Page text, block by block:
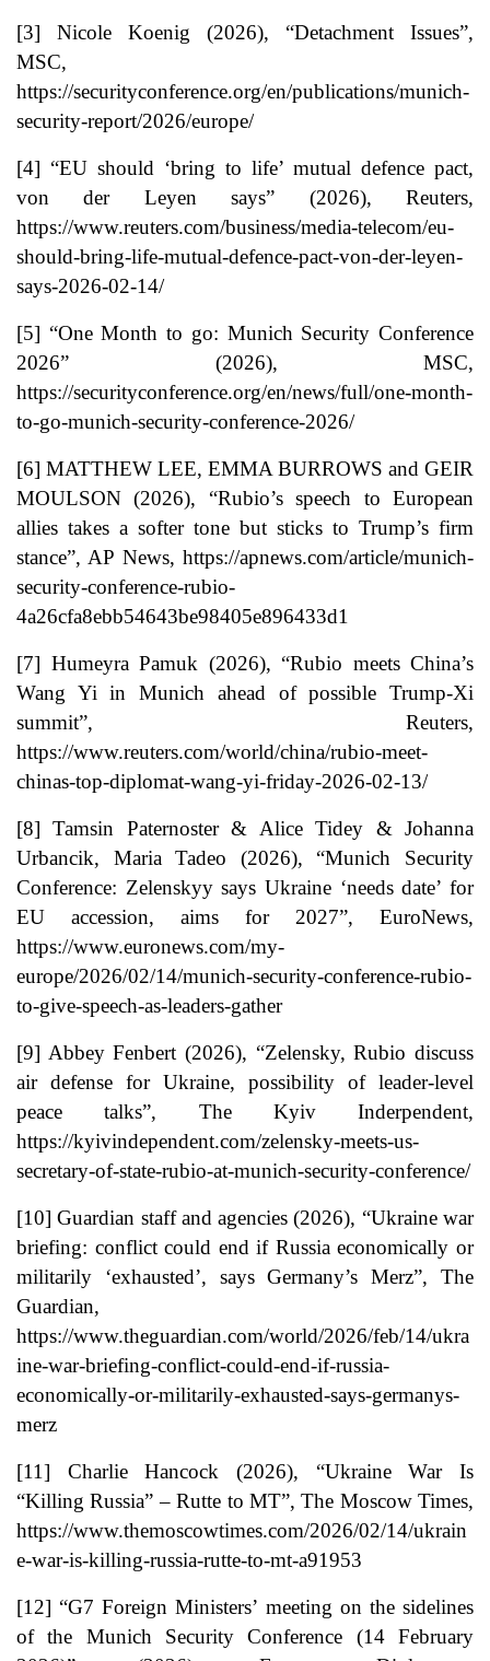
[3] Nicole Koenig (2026), “Detachment Issues”,
MSC,
https://securityconference.org/en/publications/munich-
security-report/2026/europe/
[4] “EU should ‘bring to life’ mutual defence pact,
von der Leyen says” (2026), Reuters,
https://www.reuters.com/business/media-telecom/eu-
should-bring-life-mutual-defence-pact-von-der-leyen-
says-2026-02-14/
[5] “One Month to go: Munich Security Conference
2026” (2026), MSC,
https://securityconference.org/en/news/full/one-month-
to-go-munich-security-conference-2026/
[6] MATTHEW LEE, EMMA BURROWS and GEIR
MOULSON (2026), “Rubio’s speech to European
allies takes a softer tone but sticks to Trump’s firm
stance”, AP News, https://apnews.com/article/munich-
security-conference-rubio-
4a26cfa8ebb54643be98405e896433d1
[7] Humeyra Pamuk (2026), “Rubio meets China’s
Wang Yi in Munich ahead of possible Trump-Xi
summit”, Reuters,
https://www.reuters.com/world/china/rubio-meet-
chinas-top-diplomat-wang-yi-friday-2026-02-13/
[8] Tamsin Paternoster & Alice Tidey & Johanna
Urbancik, Maria Tadeo (2026), “Munich Security
Conference: Zelenskyy says Ukraine ‘needs date’ for
EU accession, aims for 2027”, EuroNews,
https://www.euronews.com/my-
europe/2026/02/14/munich-security-conference-rubio-
to-give-speech-as-leaders-gather
[9] Abbey Fenbert (2026), “Zelensky, Rubio discuss
air defense for Ukraine, possibility of leader-level
peace talks”, The Kyiv Inderpendent,
https://kyivindependent.com/zelensky-meets-us-
secretary-of-state-rubio-at-munich-security-conference/
[10] Guardian staff and agencies (2026), “Ukraine war
briefing: conflict could end if Russia economically or
militarily ‘exhausted’, says Germany’s Merz”, The
Guardian,
https://www.theguardian.com/world/2026/feb/14/ukra
ine-war-briefing-conflict-could-end-if-russia-
economically-or-militarily-exhausted-says-germanys-
merz
[11] Charlie Hancock (2026), “Ukraine War Is
“Killing Russia” – Rutte to MT”, The Moscow Times,
https://www.themoscowtimes.com/2026/02/14/ukrain
e-war-is-killing-russia-rutte-to-mt-a91953
[12] “G7 Foreign Ministers’ meeting on the sidelines
of the Munich Security Conference (14 February